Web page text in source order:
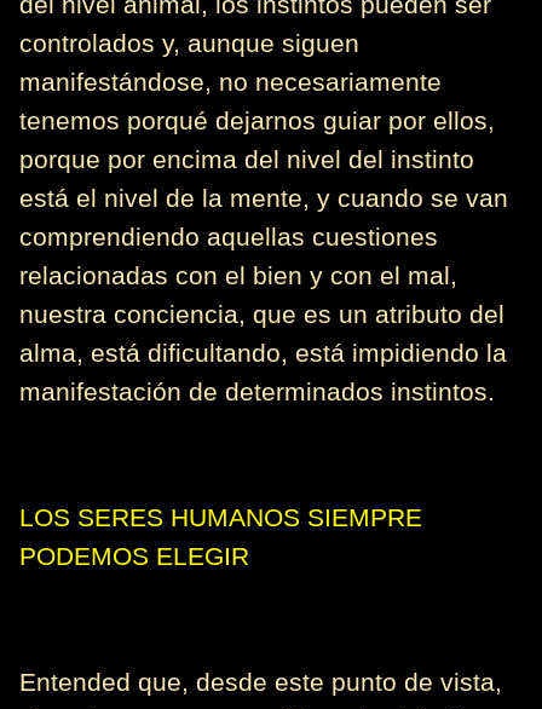
controlados y, aunque siguen
manifestándose, no necesariamente
tenemos porqué dejarnos guiar por ellos,
porque por encima del nivel del instinto
está el nivel de la mente, y cuando se van
comprendiendo aquellas cuestiones
relacionadas con el bien y con el mal,
nuestra conciencia, que es un atributo del
alma, está dificultando, está impidiendo la
manifestación de determinados instintos.
LOS SERES HUMANOS SIEMPRE
PODEMOS ELEGIR
Entended que, desde este punto de vista,